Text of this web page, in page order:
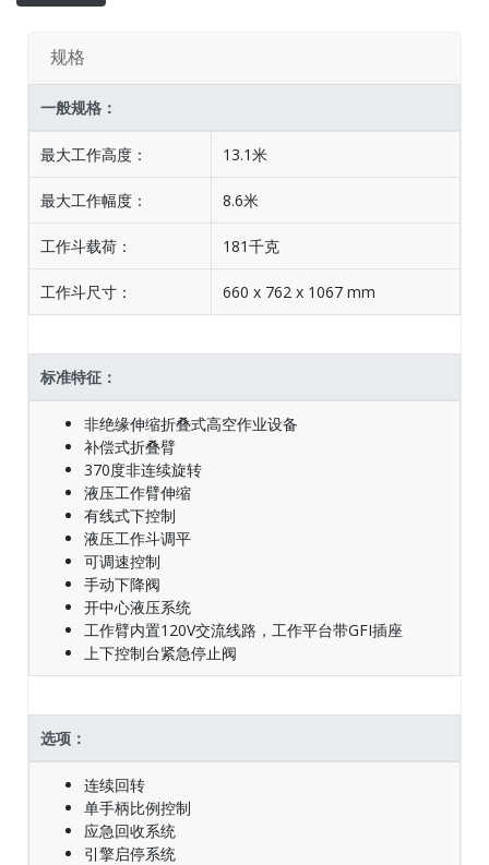
规格
一般规格：
最大工作高度： 13.1米
最大工作幅度： 8.6米
工作斗载荷： 181千克
工作斗尺寸： 660 x 762 x 1067 mm
标准特征：
非绝缘伸缩折叠式高空作业设备
补偿式折叠臂
370度非连续旋转
液压工作臂伸缩
有线式下控制
液压工作斗调平
可调速控制
手动下降阀
开中心液压系统
工作臂内置120V交流线路，工作平台带GFI插座
上下控制台紧急停止阀
选项：
连续回转
单手柄比例控制
应急回收系统
引擎启停系统